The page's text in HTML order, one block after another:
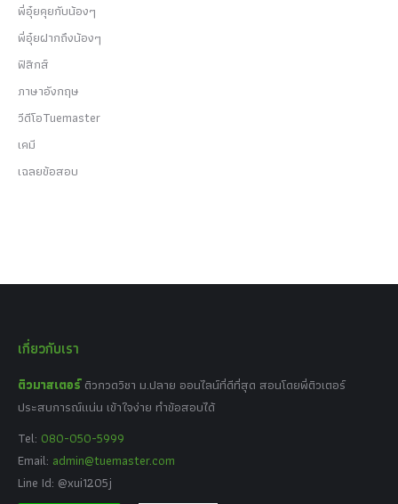
พี่อุ๋ยคุยกับน้องๆ
พี่อุ๋ยฝากถึงน้องๆ
ฟิสิกส์
ภาษาอังกฤษ
วีดีโอTuemaster
เคมี
เฉลยข้อสอบ
เกี่ยวกับเรา
ติวมาสเตอร์ ติวกวดวิชา ม.ปลาย ออนไลน์ที่ดีที่สุด สอนโดยพี่ติวเตอร์
ประสบการณ์แน่น เข้าใจง่าย ทำข้อสอบได้
Tel: 080-050-5999
Email: admin@tuemaster.com
Line Id: @xui1205j